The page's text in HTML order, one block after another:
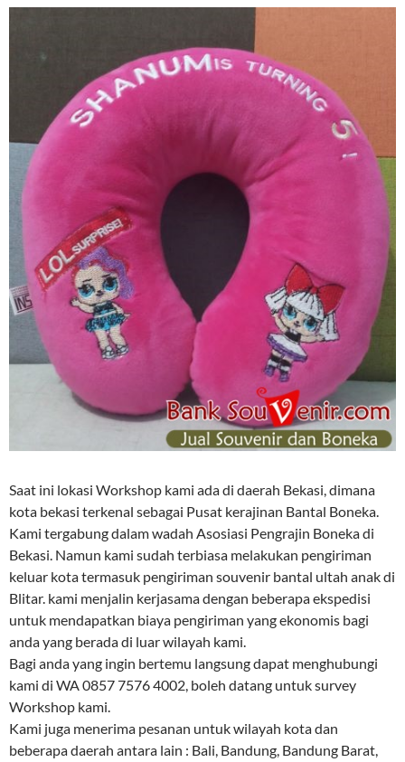
Saat ini lokasi Workshop kami ada di daerah Bekasi, dimana
kota bekasi terkenal sebagai Pusat kerajinan Bantal Boneka.
Kami tergabung dalam wadah Asosiasi Pengrajin Boneka di
Bekasi. Namun kami sudah terbiasa melakukan pengiriman
keluar kota termasuk pengiriman souvenir bantal ultah anak di
Blitar. kami menjalin kerjasama dengan beberapa ekspedisi
untuk mendapatkan biaya pengiriman yang ekonomis bagi
anda yang berada di luar wilayah kami.
Bagi anda yang ingin bertemu langsung dapat menghubungi
kami di WA 0857 7576 4002, boleh datang untuk survey
Workshop kami.
Kami juga menerima pesanan untuk wilayah kota dan
beberapa daerah antara lain : Bali, Bandung, Bandung Barat,